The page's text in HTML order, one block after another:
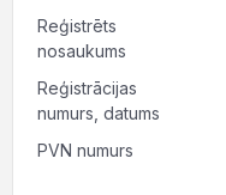
Reģistrēts
nosaukums
Reģistrācijas
numurs, datums
PVN numurs